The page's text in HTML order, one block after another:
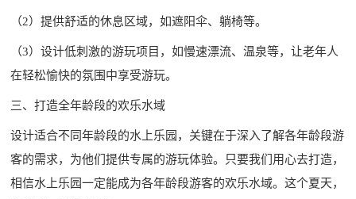
（2）提供舒适的休息区域，如遮阳伞、躺椅等。
（3）设计低刺激的游玩项目，如慢速漂流、温泉等，让老年人
在轻松愉快的氛围中享受游玩。
三、打造全年龄段的欢乐水域
设计适合不同年龄段的水上乐园，关键在于深入了解各年龄段游
客的需求，为他们提供专属的游玩体验。只要我们用心去打造，
相信水上乐园一定能成为各年龄段游客的欢乐水域。这个夏天，